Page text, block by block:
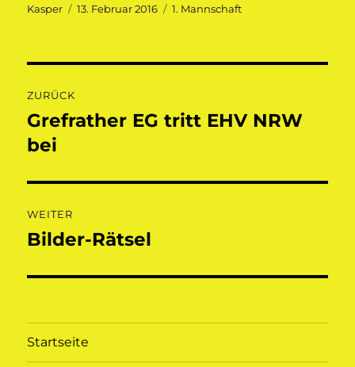
Autor
Kasper
Veröffentlicht
13. Februar 2016 Kategorien
1. Mannschaft
ZURÜCK
Vorheriger
Beitrag:
Grefrather EG tritt EHV NRW
bei
WEITER
Nächster
Bilder-Rätsel
Startseite